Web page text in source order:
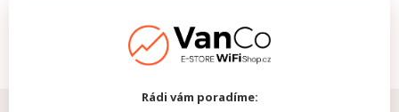
Rádi vám poradíme: